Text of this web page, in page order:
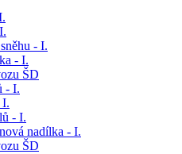
- I.
- I.
ŠD
- I.
I.
- I.
nadílka - I.
ŠD